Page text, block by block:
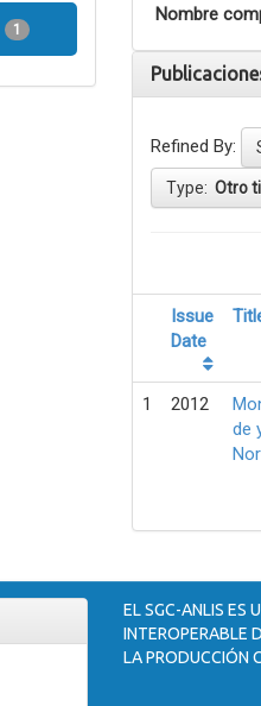
1
Nombre
Refined By:
Type: Otro
Issue
Date
1 2012
de
EL SGC-ANLIS ES
INTEROPERABLE
LA PRODUCCIÓN